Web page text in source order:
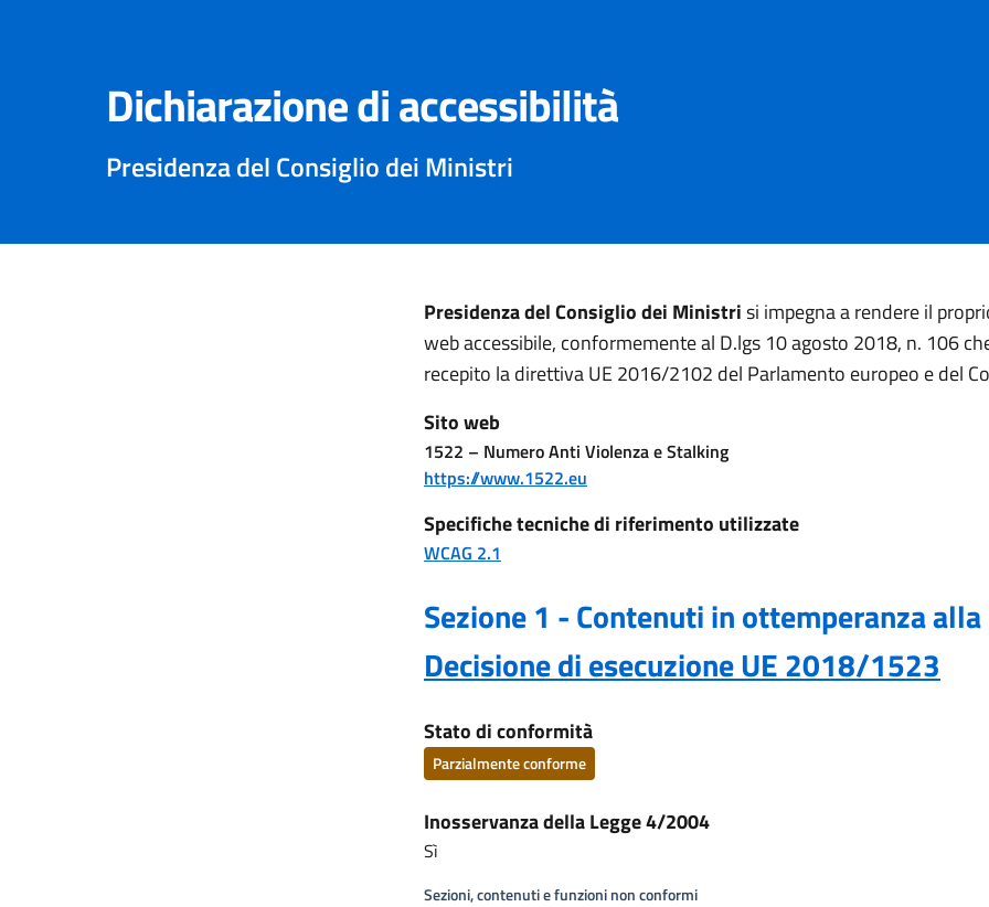
Dichiarazione di accessibilità
Presidenza del Consiglio dei Ministri
Presidenza del Consiglio dei Ministrisi impegna a rendere il
web accessibile, conformemente al D.lgs 10 agosto 2018, n. 106
recepito la direttiva UE 2016/2102 del Parlamento europeo e del
Sito web
1522 – Numero Anti Violenza e Stalking
https://www.1522.eu
Specifiche tecniche di riferimento utilizzate
WCAG 2.1
Sezione 1 - Contenuti in ottemperanza alla
Decisione di esecuzione UE 2018/1523
Stato di conformità
Parzialmente conforme
Inosservanza della Legge 4/2004
Sì
Sezioni, contenuti e funzioni non conformi